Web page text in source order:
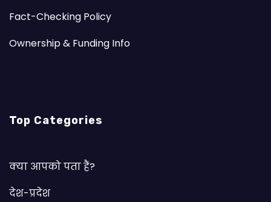
Fact-Checking Policy
Ownership & Funding Info
Top Categories
क्या आपको पता हैं?
देश-प्रदेश